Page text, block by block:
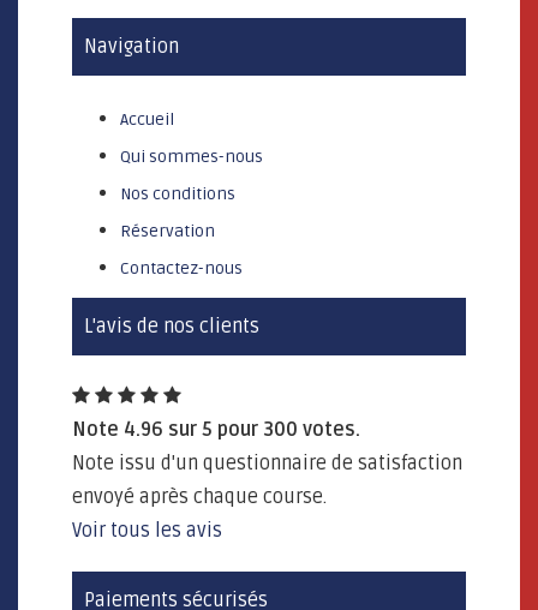
Navigation
Accueil
Qui sommes-nous
Nos conditions
Réservation
Contactez-nous
L'avis de nos clients
Note 4.96 sur 5 pour 300 votes.
Note issu d'un questionnaire de satisfaction
envoyé après chaque course.
Voir tous les avis
Paiements sécurisés